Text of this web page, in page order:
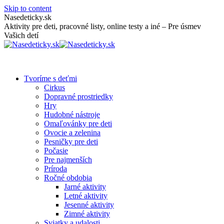
Skip to content
Nasedeticky.sk
Aktivity pre deti, pracovné listy, online testy a iné – Pre úsmev
Vašich detí
Tvoríme s deťmi
Cirkus
Dopravné prostriedky
Hry
Hudobné nástroje
Omaľovánky pre deti
Ovocie a zelenina
Pesničky pre deti
Počasie
Pre najmenších
Príroda
Ročné obdobia
Jarné aktivity
Letné aktivity
Jesenné aktivity
Zimné aktivity